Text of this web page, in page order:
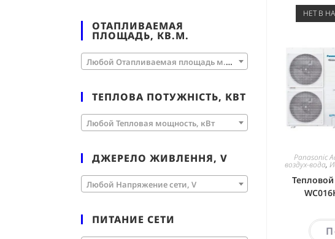
НЕТ В
Panasonic
воздух-вода,
Тепловой
ОТАПЛИВАЕМАЯ
ПЛОЩАДЬ, КВ.М.
Любой Отапливаемая площадь м.кв.
ТЕПЛОВА ПОТУЖНІСТЬ, КВТ
Любой Тепловая мощность, кВт
ДЖЕРЕЛО ЖИВЛЕННЯ, V
Любой Напряжение сети, V
ПИТАНИЕ СЕТИ